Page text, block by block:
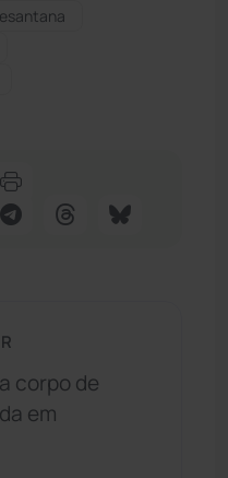
corpo de
em